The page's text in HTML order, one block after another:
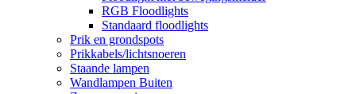
RGB Floodlights
Standaard floodlights
Prik en grondspots
Prikkabels/lichtsnoeren
Staande lampen
Wandlampen Buiten